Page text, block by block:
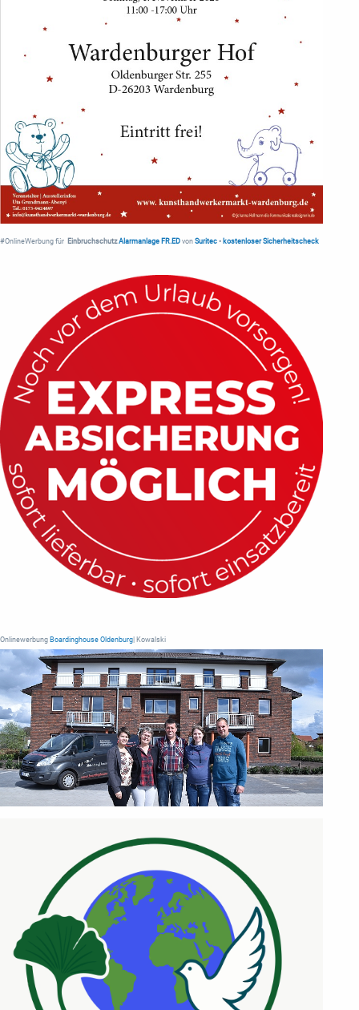
#OnlineWerbung für Einbruchschutz Alarmanlage FR.ED von Suritec • kostenloser Sicherheitscheck
Onlinewerbung Boardinghouse Oldenburg | Kowalski